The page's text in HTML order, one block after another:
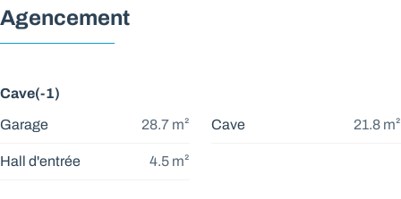
Agencement
Cave(-1)
Garage 28.7m² Cave 21.8m²
Hall d'entrée
4.5m²